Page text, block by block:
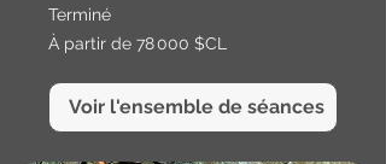
Terminé
À
partir
pesos
chiliens
À partir de 78 000 $CL
Voir l'ensemble de séances